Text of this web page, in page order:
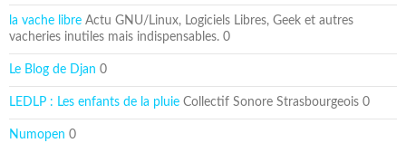
la vache libre Actu GNU/Linux, Logiciels Libres, Geek et autres
vacheries inutiles mais indispensables. 0
Le Blog de Djan 0
LEDLP : Les enfants de la pluie Collectif Sonore Strasbourgeois 0
Numopen 0